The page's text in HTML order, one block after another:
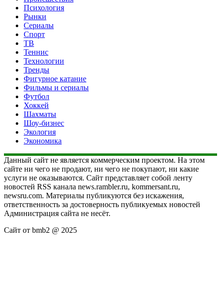
Психология
Рынки
Сериалы
Спорт
ТВ
Теннис
Технологии
Тренды
Фигурное катание
Фильмы и сериалы
Футбол
Хоккей
Шахматы
Шоу-бизнес
Экология
Экономика
Данный сайт не является коммерческим проектом. На этом
сайте ни чего не продают, ни чего не покупают, ни какие
услуги не оказываются. Сайт представляет собой ленту
новостей RSS канала news.rambler.ru, kommersant.ru,
newsru.com. Материалы публикуются без искажения,
ответственность за достоверность публикуемых новостей
Администрация сайта не несёт.
Сайт от bmb2 @ 2025